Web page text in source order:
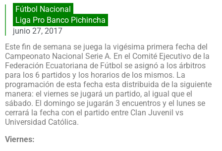
Fútbol Nacional
Liga Pro Banco Pichincha
junio 27, 2017
Este fin de semana se juega la vigésima primera fecha del
Campeonato Nacional Serie A. En el Comité Ejecutivo de la
Federación Ecuatoriana de Fútbol se asignó a los árbitros
para los 6 partidos y los horarios de los mismos. La
programación de esta fecha esta distribuida de la siguiente
manera: el viernes se jugará un partido, al igual que el
sábado. El domingo se jugarán 3 encuentros y el lunes se
cerrará la fecha con el partido entre Clan Juvenil vs
Universidad Católica.
Viernes: